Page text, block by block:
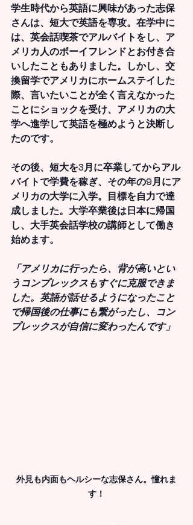
学生時代から英語に興味があった志保
さんは、短大で英語を専攻。在学中に
は、英会話喫茶でアルバイトをし、ア
メリカ人のボーイフレンドとお付き合
いしたこともありました。しかし、交
換留学でアメリカにホームステイした
際、言いたいことが全く言えなかった
ことにショックを受け、アメリカの大
学へ進学して英語を極めようと決断し
たのです。
その後、短大を3月に卒業してからアル
バイトで学費を稼ぎ、その年の9月にア
メリカの大学に入学。目標を自力で達
成しました。大学卒業後は日本に帰国
し、大手英会話学校の講師として働き
始めます。
「アメリカに行ったら、背が高いとい
うコンプレックスもすぐに克服できま
した。英語が話せるようになったこと
で帰国後の仕事にも繋がったし、コン
プレックスが自信に変わったんです」
外見も内面もヘルシーな志保さん。憧れま
す！